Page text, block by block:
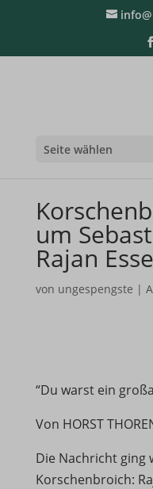
Seite wählen
um
Rajan
von ungespengste |
“Du warst ein
Von HORST
Die Nachricht ging
Korschenbroich: